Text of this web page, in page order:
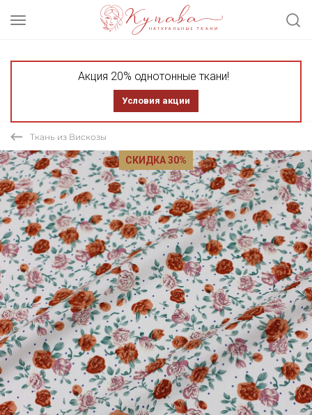
Акция 20% однотонные ткани!
Условия акции
Ткань из Вискозы
СКИДКА 30%